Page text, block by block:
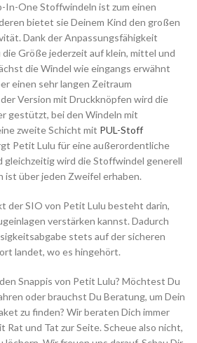
In-One Stoffwindeln ist zum einen
bietet sie Deinem Kind den großen
Dank der Anpassungsfähigkeit
Größe jederzeit auf klein, mittel und
die Windel wie eingangs erwähnt
einen sehr langen Zeitraum
Version mit Druckknöpfen wird die
gestützt, bei den Windeln mit
zweite Schicht mit PUL-Stoff
Petit Lulu für eine außerordentliche
gleichzeitig wird die Stoffwindel generell
ist über jeden Zweifel erhaben.
der SIO von Petit Lulu besteht darin,
verstärken kannst. Dadurch
stets auf der sicheren
landet, wo es hingehört.
Snappis von Petit Lulu? Möchtest Du
oder brauchst Du Beratung, um Dein
zu finden? Wir beraten Dich immer
und Tat zur Seite. Scheue also nicht,